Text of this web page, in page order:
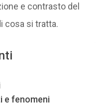
e contrasto del
cosa si tratta.
e fenomeni